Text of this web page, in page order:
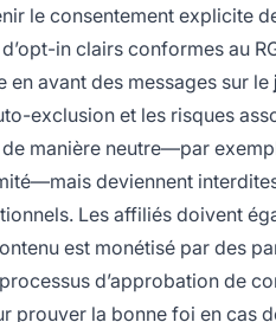
le consentement explicite
in clairs conformes au
avant des messages sur le
exclusion et les risques
manière neutre—par
deviennent
Les affiliés doivent
est monétisé par des
d’approbation de
prouver la bonne foi en cas